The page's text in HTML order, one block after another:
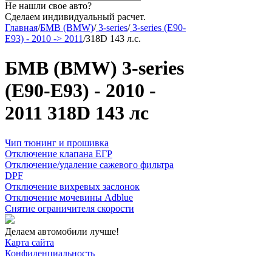
Не нашли свое авто?
Сделаем индивидуальный расчет.
Главная/БМВ (BMW)/3-series/3-series (E90-
E93) - 2010 -> 2011/318D 143 л.с.
БМВ (BMW) 3-series
(E90-E93) - 2010 -
2011 318D 143 лс
Чип тюнинг и прошивка
Отключение клапана ЕГР
Отключение/удаление сажевого фильтра
DPF
Отключение вихревых заслонок
Отключение мочевины Adblue
Снятие ограничителя скорости
Делаем автомобили лучше!
Карта сайта
Конфиденциальность